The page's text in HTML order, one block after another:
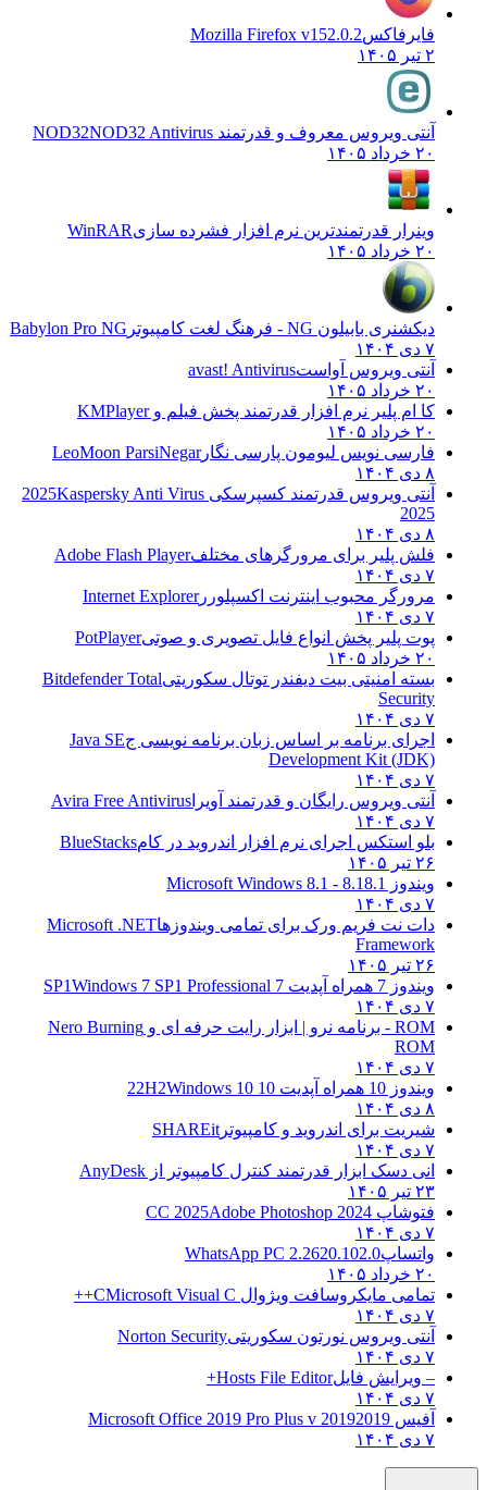
فایرفاکسMozilla Firefox v152.0.2
۲ تیر ۱۴۰۵
آنتی ویروس معروف و قدرتمند NOD32 NOD32 Antivirus
۲۰ خرداد ۱۴۰۵
وینرار قدرتمندترین نرم افزار فشرده سازیWinRAR
۲۰ خرداد ۱۴۰۵
دیکشنری بابیلون NG - فرهنگ لغت کامپیوتر
Babylon Pro NG
۷ دی ۱۴۰۴
آنتی ویروس آواستavast! Antivirus
۲۰ خرداد ۱۴۰۵
کا ام پلیر نرم افزار قدرتمند پخش فیلم وKMPlayer
۲۰ خرداد ۱۴۰۵
فارسی نویس لیومون پارسی نگارLeoMoon ParsiNegar
۸ دی ۱۴۰۴
آنتی ویروس قدرتمند کسپرسکی 2025 Kaspersky Anti Virus
2025
۸ دی ۱۴۰۴
فلش پلیر برای مرورگرهای مختلفAdobe Flash Player
۷ دی ۱۴۰۴
مرورگر محبوب اینترنت اکسپلوررInternet Explorer
۷ دی ۱۴۰۴
پوت پلیر پخش انواع فایل تصویری و صوتیPotPlayer
۲۰ خرداد ۱۴۰۵
بسته امنیتی بیت دیفندر توتال سکوریتیBitdefender Total
Security
۷ دی ۱۴۰۴
اجرای برنامه بر اساس زبان برنامه نویسی جJava SE
Development Kit (JDK)
۷ دی ۱۴۰۴
آنتی ویروس رایگان و قدرتمند آویرا Avira Free Antivirus
۷ دی ۱۴۰۴
بلو استکس اجرای نرم افزار اندروید در کامBlueStacks
۲۶ تیر ۱۴۰۵
ویندوز 8.1 8.1 - Microsoft Windows 8.1
۷ دی ۱۴۰۴
دات نت فریم ورک برای تمامی ویندوزهاMicrosoft .NET
Framework
۲۶ تیر ۱۴۰۵
ویندوز 7 همراه آپدیت 7 SP1
Windows 7 SP1 Professional
۷ دی ۱۴۰۴
ROM - برنامه نرو | ابزار رایت حرفه ای و
Nero Burning
ROM
۷ دی ۱۴۰۴
ویندوز 10 همراه آپدیت 10 22H2
Windows 10
۸ دی ۱۴۰۴
شیریت برای اندروید و کامپیوترSHAREit
۷ دی ۱۴۰۴
انی دسک ابزار قدرتمند کنترل کامپیوتر از AnyDesk
۲۳ تیر ۱۴۰۵
فتوشاپ CC 2025 Adobe Photoshop 2024
۷ دی ۱۴۰۴
واتساپWhatsApp PC 2.2620.102.0
۲۰ خرداد ۱۴۰۵
تمامی مایکروسافت ویژوال C Microsoft Visual C++
۷ دی ۱۴۰۴
آنتی ویروس نورتون سکوریتیNorton Security
۷ دی ۱۴۰۴
– ویرایش فایلHosts File Editor+
۷ دی ۱۴۰۴
آفیس 2019 2019 Microsoft Office 2019 Pro Plus v
۷ دی ۱۴۰۴